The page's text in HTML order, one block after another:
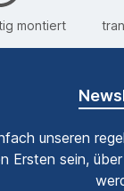
montiert
unseren
Ersten sein,